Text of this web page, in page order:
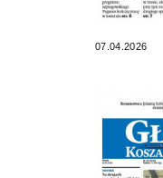
07.04.2026